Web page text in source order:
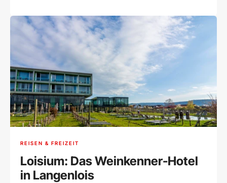
REISEN & FREIZEIT
Loisium: Das Weinkenner-Hotel
in Langenlois